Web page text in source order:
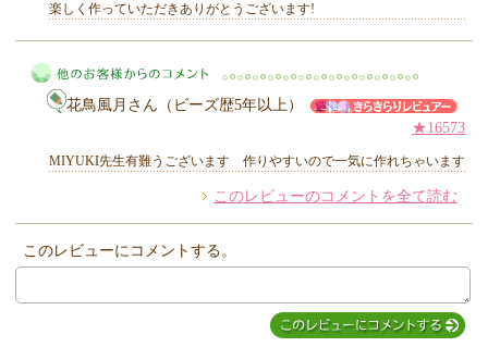
楽しく作っていただきありがとうございます!
他のお客様からのコメント
花鳥風月さん（ビーズ歴5年以上）
★16573
MIYUKI先生有難うございます 作りやすいので一気に作れちゃいます
このレビューのコメントを全て読む
このレビューにコメントする。